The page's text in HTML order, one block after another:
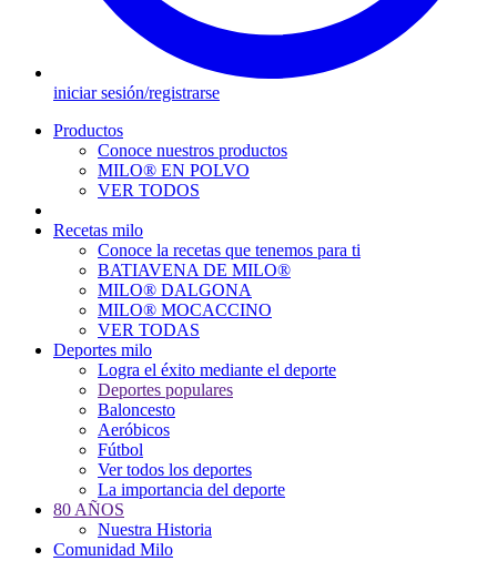
iniciar sesión/registrarse
navigation
Productos
Conoce nuestros productos
MILO® EN POLVO
VER TODOS
Recetas milo
Conoce la recetas que tenemos para ti
BATIAVENA DE MILO®
MILO® DALGONA
MILO® MOCACCINO
VER TODAS
Deportes milo
Logra el éxito mediante el deporte
Deportes populares
Baloncesto
Aeróbicos
Fútbol
Ver todos los deportes
La importancia del deporte
80 AÑOS
Nuestra Historia
Comunidad Milo